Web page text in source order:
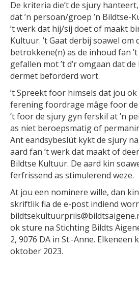
De kriteria die’t de sjury
dat ’n persoan/groep ’n
’t werk dat hij/sij doet of maakt
Kultuur. ’t Gaat derbij soawel om
betrokkene(n) as de inhoud fan
gefallen mot ’t d’r omgaan dat
dermet beforderd wort.
’t Spreekt foor himsels dat jou
ferening foordrage mâge foor
’t foor de sjury gyn ferskil at ’n
as niet beroepsmatig of
Ant eandsybeslút kykt de sjury
aard fan ’t werk dat maakt of
Bildtse Kultuur. De aard kin
ferfrissend as stimulerend weze.
At jou een nominere wille, dan
skriftlik fia de e-post indiend
ok sture na Stichting Bildts
2, 9076 DA in St.-Anne.
oktober 2023.